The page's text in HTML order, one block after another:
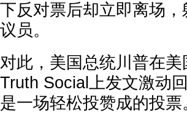
下反对票后却立即离场
议员。
对此，美国总统川普在
Truth Social上发文激动
是一场轻松投赞成的投票